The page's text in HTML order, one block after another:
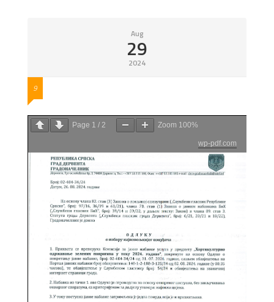
Aug
29
2024
9
Page 1 / 2 Zoom 100%
wp-pdf.com